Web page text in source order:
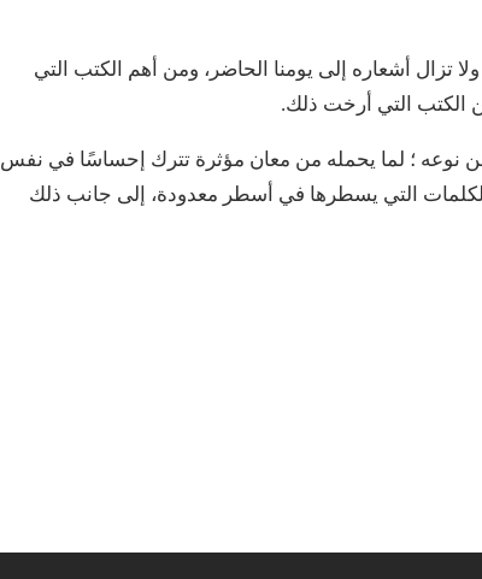
تزال أشعاره إلى يومنا الحاضر، ومن أهم الكتب التي
الكتب التي أرخت ذلك.
من نوعه ؛ لما يحمله من معان مؤثرة تترك إحساسًا في نفس
التي يسطرها في أسطر معدودة، إلى جانب ذلك